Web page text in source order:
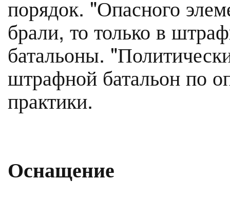
порядок. "Опасного
брали, то только в
батальоны.
штрафной батальон по
практики.
Оснащение